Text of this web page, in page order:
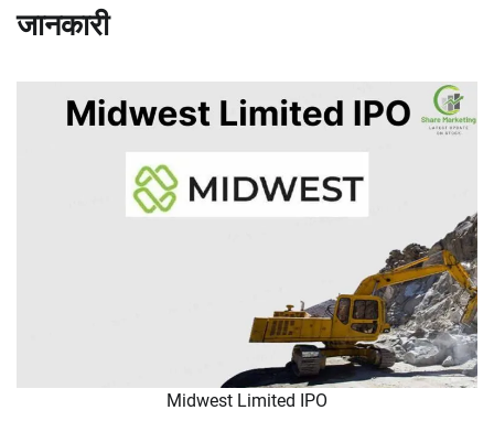
जानकारी
Midwest Limited IPO